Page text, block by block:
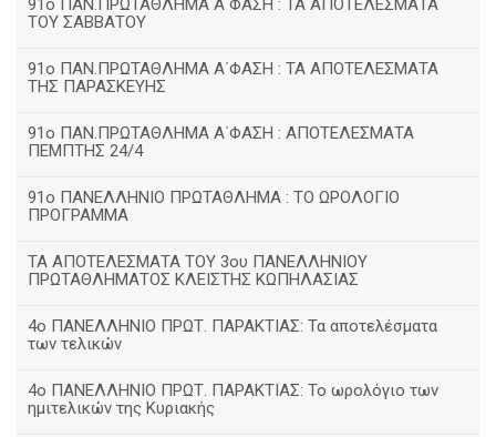
91ο ΠΑΝ.ΠΡΩΤΑΘΛΗΜΑ Α΄ΦΑΣΗ : ΤΑ ΑΠΟΤΕΛΕΣΜΑΤΑ
ΤΟΥ ΣΑΒΒΑΤΟΥ
91ο ΠΑΝ.ΠΡΩΤΑΘΛΗΜΑ Α΄ΦΑΣΗ : ΤΑ ΑΠΟΤΕΛΕΣΜΑΤΑ
ΤΗΣ ΠΑΡΑΣΚΕΥΗΣ
91ο ΠΑΝ.ΠΡΩΤΑΘΛΗΜΑ Α΄ΦΑΣΗ : ΑΠΟΤΕΛΕΣΜΑΤΑ
ΠΕΜΠΤΗΣ 24/4
91ο ΠΑΝΕΛΛΗΝΙΟ ΠΡΩΤΑΘΛΗΜΑ : ΤΟ ΩΡΟΛΟΓΙΟ
ΠΡΟΓΡΑΜΜΑ
ΤΑ ΑΠΟΤΕΛΕΣΜΑΤΑ ΤΟΥ 3ου ΠΑΝΕΛΛΗΝΙΟΥ
ΠΡΩΤΑΘΛΗΜΑΤΟΣ ΚΛΕΙΣΤΗΣ ΚΩΠΗΛΑΣΙΑΣ
4ο ΠΑΝΕΛΛΗΝΙΟ ΠΡΩΤ. ΠΑΡΑΚΤΙΑΣ: Τα αποτελέσματα
των τελικών
4ο ΠΑΝΕΛΛΗΝΙΟ ΠΡΩΤ. ΠΑΡΑΚΤΙΑΣ: Το ωρολόγιο των
ημιτελικών της Κυριακής